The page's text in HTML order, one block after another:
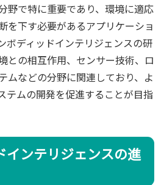
野で特に重要であり、環境に適応
を下す必要があるアプリケーショ
ボディッドインテリジェンスの研
との相互作用、センサー技術、ロ
ムなどの分野に関連しており、よ
テムの開発を促進することが目指
インテリジェンスの進